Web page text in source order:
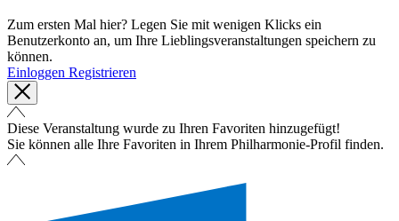
Zum ersten Mal hier? Legen Sie mit wenigen Klicks ein
Benutzerkonto an, um Ihre Lieblingsveranstaltungen speichern zu
können.
Einloggen Registrieren
Diese Veranstaltung wurde zu Ihren Favoriten hinzugefügt!
Sie können alle Ihre Favoriten in Ihrem Philharmonie-Profil finden.